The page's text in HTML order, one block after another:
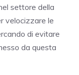
settore della
velocizzare le
di evitare
da questa